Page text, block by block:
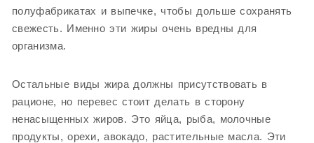
полуфабрикатах и выпечке, чтобы дольше сохранять
свежесть. Именно эти жиры очень вредны для
организма.
Остальные виды жира должны присутствовать в
рационе, но перевес стоит делать в сторону
ненасыщенных жиров. Это яйца, рыба, молочные
продукты, орехи, авокадо, растительные масла. Эти